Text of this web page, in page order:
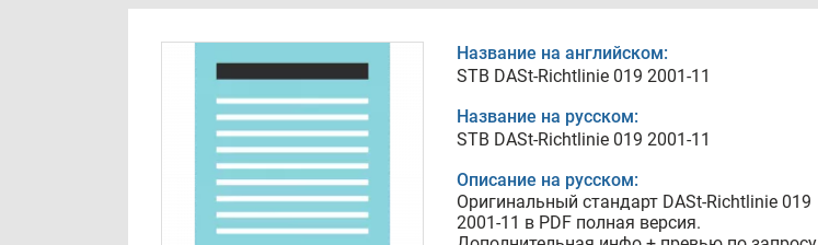
Название на английском:
STB DASt-Richtlinie 019 2001-11
Название на русском:
STB DASt-Richtlinie 019 2001-11
Описание на русском:
Оригинальный стандарт DASt-Richtlinie 019
2001-11 в PDF полная версия.